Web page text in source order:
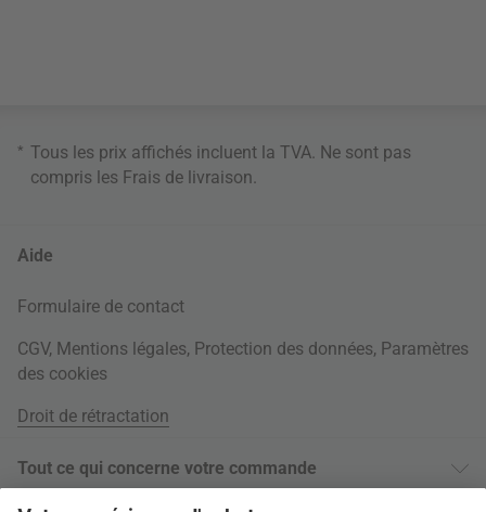
* Tous les prix affichés incluent la TVA. Ne sont pas
compris les Frais de livraison
Aide
Formulaire de contact
CGV, Mentions légales, Protection des données, Paramètres
des cookies
Droit de rétractation
Tout ce qui concerne votre commande